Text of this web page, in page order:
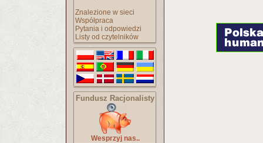
Znalezione w sieci
Współpraca
Pytania i odpowiedzi
Listy od czytelników
Fundusz Racjonalisty
Wesprzyj nas..